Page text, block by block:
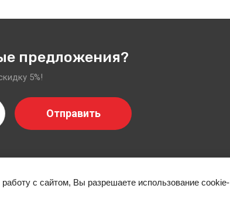
предложения?
5%!
Отправить
КОНТАКТЫ РЕГИСТРАЦИЯ
с сайтом, Вы разрешаете использование cookie-